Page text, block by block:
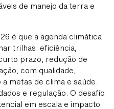
de manejo da terra e
é que a agenda climática
trilhas: eficiência,
prazo, redução de
com qualidade,
metas de clima e saúde.
e regulação. O desafio
em escala e impacto